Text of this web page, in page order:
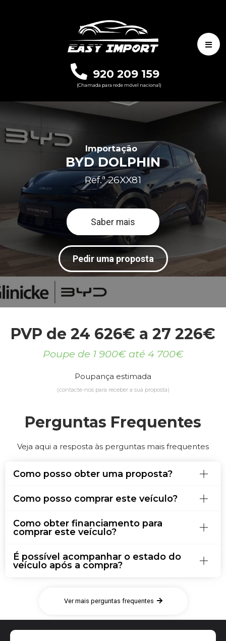
920 209 159
(Chamada para rede móvel nacional)
Importação
BYD DOLPHIN
Ref.ª 26XX81
Saber mais
Pedir uma proposta
PVP de 24 626€ a 27 226€
Poupe de 1 900€ até 4 700€
Poupança estimada
(contacte-nos para receber a sua proposta)
Perguntas Frequentes
Veja aqui a resposta às perguntas mais frequentes
Como posso obter uma proposta?
Como posso comprar este veículo?
Como obter financiamento para
comprar este veículo?
É possível acompanhar o estado do
veículo após a compra?
Ver mais perguntas frequentes